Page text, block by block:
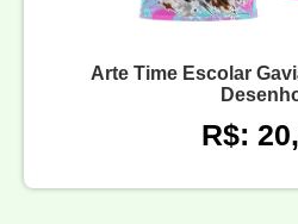
Arte Time Escolar
R$: